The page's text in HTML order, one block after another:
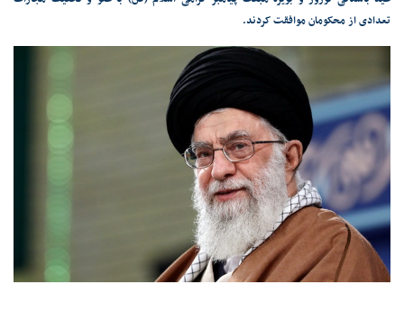
تعدادی از محکومان موافقت کردند.